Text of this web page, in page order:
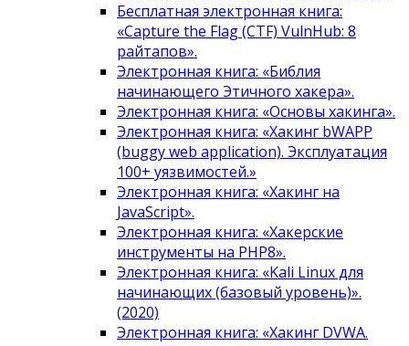
Бесплатная электронная книга:
«Capture the Flag (CTF) VulnHub: 8
райтапов».
Электронная книга: «Библия
начинающего Этичного хакера».
Электронная книга: «Основы хакинга».
Электронная книга: «Хакинг bWAPP
(buggy web application). Эксплуатация
100+ уязвимостей.»
Электронная книга: «Хакинг на
JavaScript».
Электронная книга: «Хакерские
инструменты на PHP8».
Электронная книга: «Kali Linux для
начинающих (базовый уровень)».
(2020)
Электронная книга: «Хакинг DVWA.